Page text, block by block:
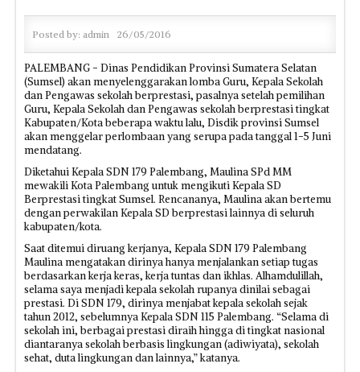
Posted by: admin 26/05/2016
PALEMBANG - Dinas Pendidikan Provinsi Sumatera Selatan
(Sumsel) akan menyelenggarakan lomba Guru, Kepala Sekolah
dan Pengawas sekolah berprestasi, pasalnya setelah pemilihan
Guru, Kepala Sekolah dan Pengawas sekolah berprestasi tingkat
Kabupaten/Kota beberapa waktu lalu, Disdik provinsi Sumsel
akan menggelar perlombaan yang serupa pada tanggal 1-5 Juni
mendatang.
Diketahui Kepala SDN 179 Palembang, Maulina SPd MM
mewakili Kota Palembang untuk mengikuti Kepala SD
Berprestasi tingkat Sumsel. Rencananya, Maulina akan bertemu
dengan perwakilan Kepala SD berprestasi lainnya di seluruh
kabupaten/kota.
Saat ditemui diruang kerjanya, Kepala SDN 179 Palembang
Maulina mengatakan dirinya hanya menjalankan setiap tugas
berdasarkan kerja keras, kerja tuntas dan ikhlas. Alhamdulillah,
selama saya menjadi kepala sekolah rupanya dinilai sebagai
prestasi. Di SDN 179, dirinya menjabat kepala sekolah sejak
tahun 2012, sebelumnya Kepala SDN 115 Palembang. “Selama di
sekolah ini, berbagai prestasi diraih hingga di tingkat nasional
diantaranya sekolah berbasis lingkungan (adiwiyata), sekolah
sehat, duta lingkungan dan lainnya,” katanya.